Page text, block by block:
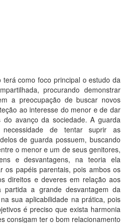
como foco principal o estudo da
procurando demonstrar
a preocupação de buscar novos
ao interesse do menor e de dar
do avanço da sociedade. A guarda
necessidade de tentar suprir as
de guarda possuem, buscando
o menor e um de seus genitores,
e desvantagens, na teoria ela
os papéis parentais, pois ambos os
direitos e deveres em relação aos
partida a grande desvantagem da
sua aplicabilidade na prática, pois
é preciso que exista harmonia
consigam ter o bom relacionamento